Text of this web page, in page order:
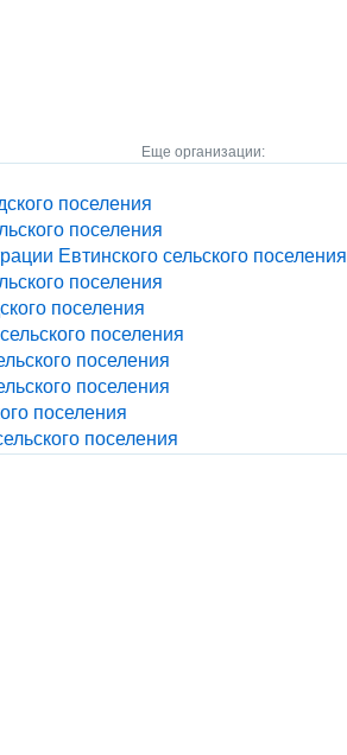
Еще организации:
поселения
поселения
Евтинского сельского поселения
поселения
поселения
поселения
поселения
поселения
поселения
поселения